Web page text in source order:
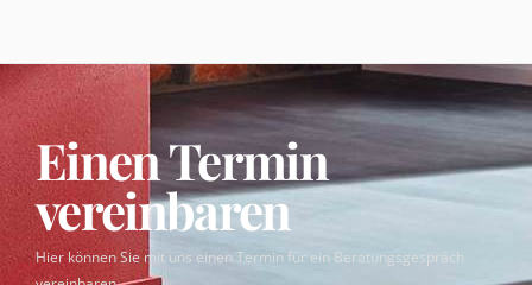
Einen Termin
vereinbaren
Hier können Sie mit uns einen Termin für ein Beratungsgespräch